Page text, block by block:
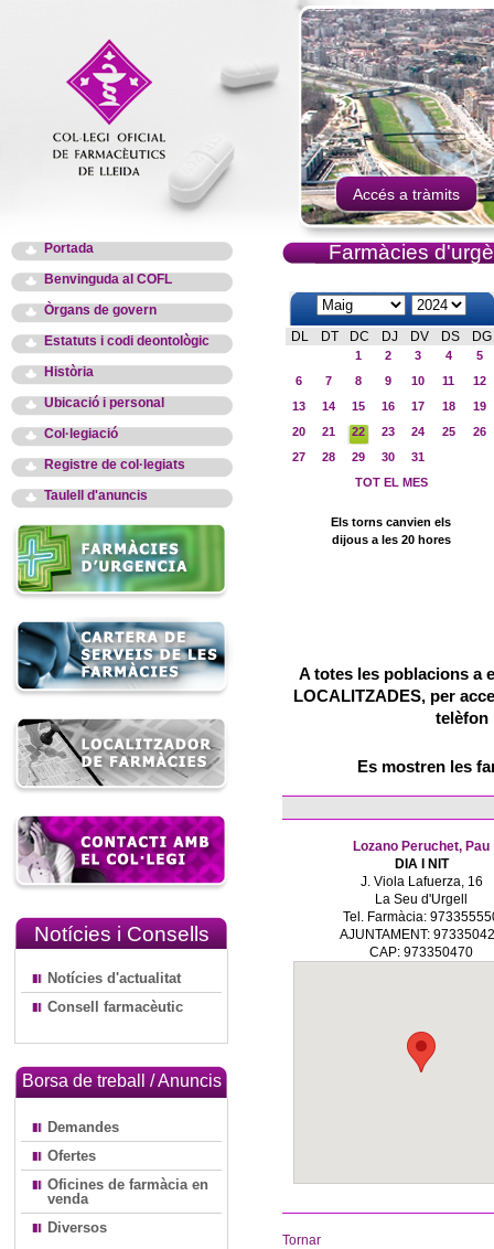
Accés a tràmits
Portada
Benvinguda al COFL
Òrgans de govern
Estatuts i codi deontològic
Història
Ubicació i personal
Col·legiació
Registre de col·legiats
Taulell d'anuncis
Notícies i Consells
Notícies d'actualitat
Consell farmacèutic
Borsa de treball / Anuncis
Demandes
Ofertes
Oficines de farmàcia en
venda
Diversos
Farmàcies
DL DT DC DJ DV DS DG
1 2 3 4
5
6
7 8 9 10 11
12
13
14 15 16 17 18
19
20
21 22 23 24 25
26
27
28 29 30
31
TOT EL MES
Els torns canvien els
dijous a les 20 hores
A totes les poblacions a
LOCALITZADES, per
telèfon
Es mostren les
Lozano Peruchet, Pau
DIA I NIT
J. Viola Lafuerza, 16
La Seu d'Urgell
Tel. Farmàcia:
AJUNTAMENT:
CAP: 973350470
Tornar